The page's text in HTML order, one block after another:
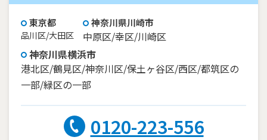
東京都
品川区/大田区
神奈川県川崎市
中原区/幸区/川崎区
神奈川県横浜市
港北区/鶴見区/神奈川区/保土ヶ谷区/西区/都筑区の
一部/緑区の一部
0120-223-556